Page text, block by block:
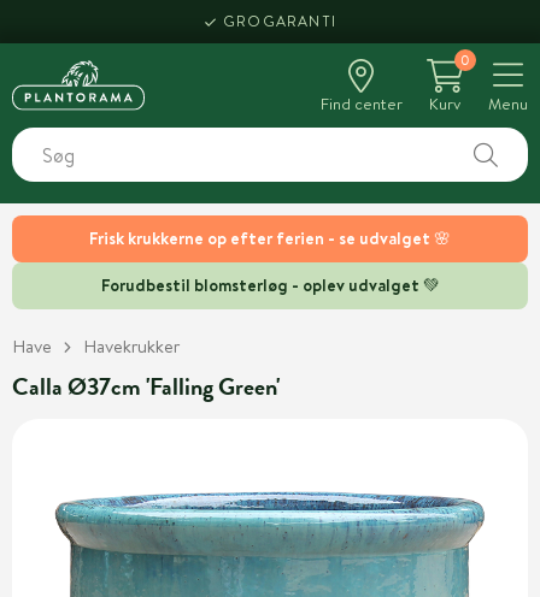
Frisk krukkerne op efter ferien - se udvalget 🌸
Forudbestil blomsterløg - oplev udvalget 💚
GROGARANTI
Find center
0
Kurv
Menu
Have Havekrukker
Calla Ø37cm 'Falling Green'